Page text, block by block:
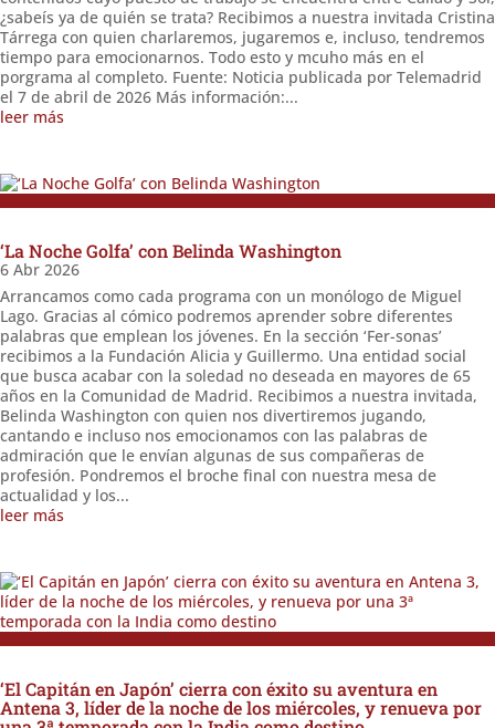
¿sabeís ya de quién se trata? Recibimos a nuestra invitada Cristina
Tárrega con quien charlaremos, jugaremos e, incluso, tendremos
tiempo para emocionarnos. Todo esto y mcuho más en el
porgrama al completo. Fuente: Noticia publicada por Telemadrid
el 7 de abril de 2026 Más información:...
leer más
‘La Noche Golfa’ con Belinda Washington
6 Abr 2026
Arrancamos como cada programa con un monólogo de Miguel
Lago. Gracias al cómico podremos aprender sobre diferentes
palabras que emplean los jóvenes. En la sección ‘Fer-sonas’
recibimos a la Fundación Alicia y Guillermo. Una entidad social
que busca acabar con la soledad no deseada en mayores de 65
años en la Comunidad de Madrid. Recibimos a nuestra invitada,
Belinda Washington con quien nos divertiremos jugando,
cantando e incluso nos emocionamos con las palabras de
admiración que le envían algunas de sus compañeras de
profesión. Pondremos el broche final con nuestra mesa de
actualidad y los...
leer más
‘El Capitán en Japón’ cierra con éxito su aventura en
Antena 3, líder de la noche de los miércoles, y renueva por